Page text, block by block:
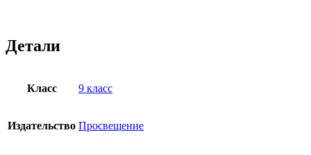
Детали
Класс 9 класс
Издательство Просвещение